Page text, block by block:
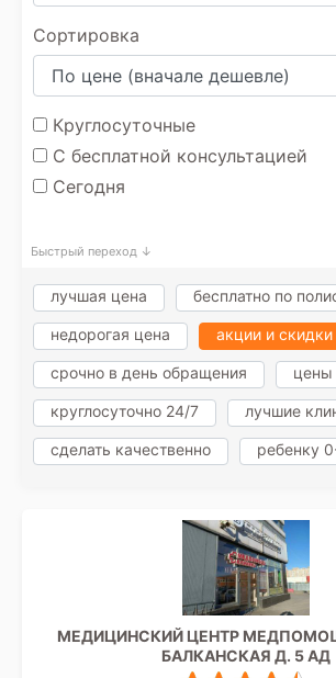
Сортировка
Круглосуточные
С бесплатной консультацией
Сегодня
Быстрый переход ↓
лучшая цена бесплатно по
недорогая цена акции и скидки
срочно в день обращения цены
круглосуточно 24/7 лучшие
сделать качественно ребенку
МЕДИЦИНСКИЙ ЦЕНТР
БАЛКАНСКАЯ Д. 5 АД